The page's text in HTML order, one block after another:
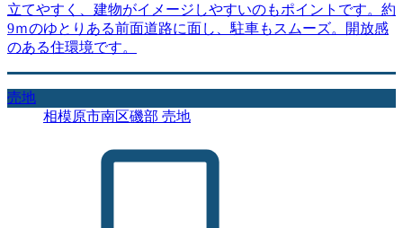
立てやすく、建物がイメージしやすいのもポイントです。約
9ｍのゆとりある前面道路に面し、駐車もスムーズ。開放感
のある住環境です。
売地
相模原市南区磯部 売地